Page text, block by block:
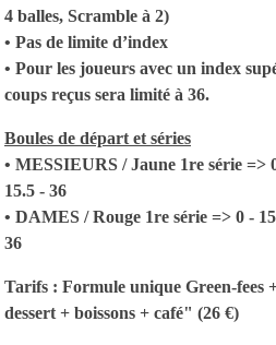
4 balles, Scramble à 2)
• Pas de limite d’index
• Pour les joueurs avec un index
coups reçus sera limité à 36.
Boules de départ et séries
• MESSIEURS / Jaune 1re série =>
15.5 - 36
• DAMES / Rouge 1re série => 0 -
36
Tarifs : Formule unique Green-fees
dessert + boissons + café" (26 €)